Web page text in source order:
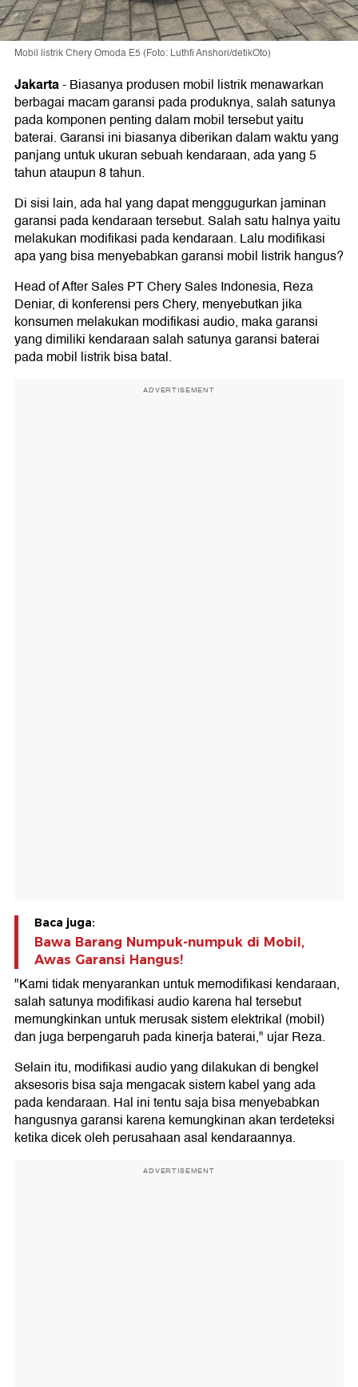
Mobil listrik Chery Omoda E5 (Foto: Luthfi Anshori/detikOto)
Jakarta-Biasanya produsen mobil listrik menawarkan
berbagai macam garansi pada produknya, salah satunya
pada komponen penting dalam mobil tersebut yaitu
baterai. Garansi ini biasanya diberikan dalam waktu yang
panjang untuk ukuran sebuah kendaraan, ada yang 5
tahun ataupun 8 tahun.
Di sisi lain, ada hal yang dapat menggugurkan jaminan
garansi pada kendaraan tersebut. Salah satu halnya yaitu
melakukan modifikasi pada kendaraan. Lalu modifikasi
apa yang bisa menyebabkan garansi mobil listrik hangus?
Head of After Sales PT Chery Sales Indonesia, Reza
Deniar, di konferensi pers Chery, menyebutkan jika
konsumen melakukan modifikasi audio, maka garansi
yang dimiliki kendaraan salah satunya garansi baterai
pada mobil listrik bisa batal.
ADVERTISEMENT
Baca juga:
Bawa Barang Numpuk-numpuk di Mobil,
Awas Garansi Hangus!
"Kami tidak menyarankan untuk memodifikasi kendaraan,
salah satunya modifikasi audio karena hal tersebut
memungkinkan untuk merusak sistem elektrikal (mobil)
dan juga berpengaruh pada kinerja baterai," ujar Reza.
Selain itu, modifikasi audio yang dilakukan di bengkel
aksesoris bisa saja mengacak sistem kabel yang ada
pada kendaraan. Hal ini tentu saja bisa menyebabkan
hangusnya garansi karena kemungkinan akan terdeteksi
ketika dicek oleh perusahaan asal kendaraannya.
ADVERTISEMENT